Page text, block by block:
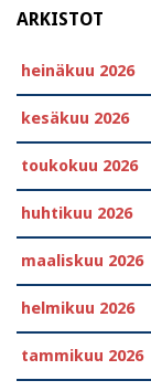
ARKISTOT
heinäkuu 2026
kesäkuu 2026
toukokuu 2026
huhtikuu 2026
maaliskuu 2026
helmikuu 2026
tammikuu 2026